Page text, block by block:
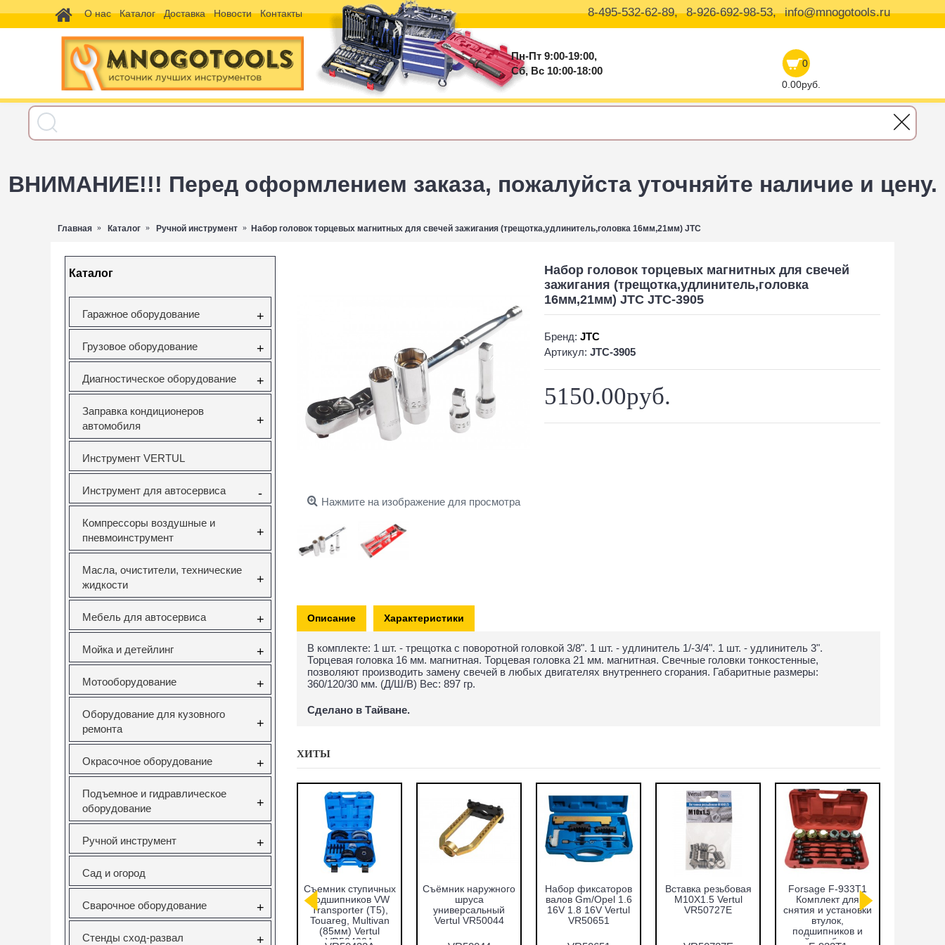
О нас Каталог Доставка Новости Контакты 8-495-532-62-89, 8-926-692-98-53, info@mnogotools.ru
Пн-Пт 9:00-19:00,
Сб, Вс 10:00-18:00
0
0.00руб.
ВНИМАНИЕ!!! Перед оформлением заказа, пожалуйста уточняйте наличие и цену.
Главная Каталог Ручной инструмент Набор головок торцевых магнитных для свечей зажигания (трещотка,удлинитель,головка 16мм,21мм) JTC
Каталог
Гаражное оборудование +
Грузовое оборудование +
Диагностическое оборудование +
Заправка кондиционеров
автомобиля
+
Инструмент VERTUL
Инструмент для автосервиса -
Компрессоры воздушные и
пневмоинструмент
+
Масла, очистители, технические
жидкости
+
Мебель для автосервиса +
Мойка и детейлинг +
Мотооборудование +
Оборудование для кузовного
ремонта
+
Окрасочное оборудование +
Подъемное и гидравлическое
оборудование
+
Ручной инструмент +
Сад и огород
Сварочное оборудование +
Стенды сход-развал +
Нажмите на изображение для просмотра
Набор головок торцевых магнитных для свечей
зажигания (трещотка,удлинитель,головка
16мм,21мм) JTC JTC-3905
Бренд: JTC
Артикул: JTC-3905
5150.00руб.
Описание Характеристики
В комплекте: 1 шт. - трещотка с поворотной головкой 3/8". 1 шт. - удлинитель 1/-3/4". 1 шт. - удлинитель 3".
Торцевая головка 16 мм. магнитная. Торцевая головка 21 мм. магнитная. Свечные головки тонкостенные,
позволяют производить замену свечей в любых двигателях внутреннего сгорания. Габаритные размеры:
360/120/30 мм. (Д/Ш/В) Вес: 897 гр.
Сделано в Тайване.
ХИТЫ
Набор фиксаторов
валов Gm/Opel 1.6
16V 1.8 16V Vertul
Вставка резьбовая
M10X1.5 Vertul
VR50727E
Forsage F-933T1
Комплект для
снятия и установки
втулок,
сайлентблоков
Набор оправок для
запрессовки
подшипников,
сальников и втулок
51пр. Vertul
Набор фиксаторов
валов VAG 1.2 TFSI
Vertul VR50661
Набор фрез для
восстановления
гнёзд дизельных
форсунок 7пр.
Набор фиксаторов
валов Fiat 1.2, 1.4л.
Vertul VR50372
Cъёмник
внутренних
подшипников,
обратным
молотком 8-58 мм